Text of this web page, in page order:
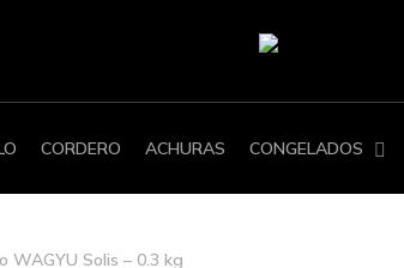
CORDERO ACHURAS CONGELADOS
WAGYU Solis – 0.3 kg